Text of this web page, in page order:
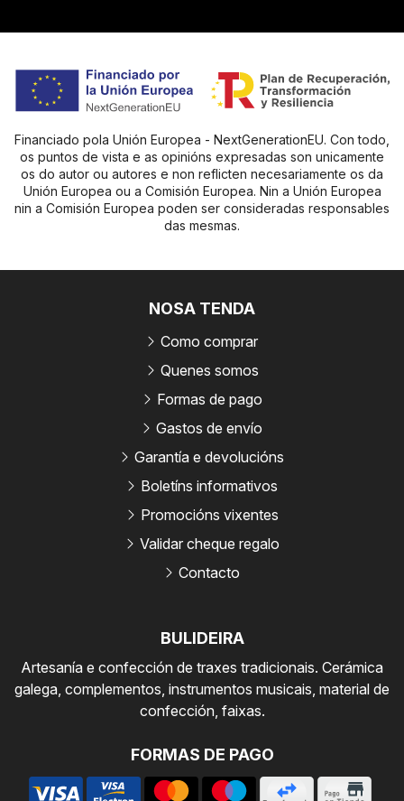
Financiado pola Unión Europea - NextGenerationEU. Con todo,
os puntos de vista e as opinións expresadas son unicamente
os do autor ou autores e non reflicten necesariamente os da
Unión Europea ou a Comisión Europea. Nin a Unión Europea
nin a Comisión Europea poden ser consideradas responsables
das mesmas.
BULIDEIRA
Artesanía e confección de traxes tradicionais. Cerámica
galega, complementos, instrumentos musicais, material de
confección, faixas.
FORMAS DE PAGO
NOSA TENDA
Como comprar
Quenes somos
Formas de pago
Gastos de envío
Garantía e devolucións
Boletíns informativos
Promocións vixentes
Validar cheque regalo
Contacto